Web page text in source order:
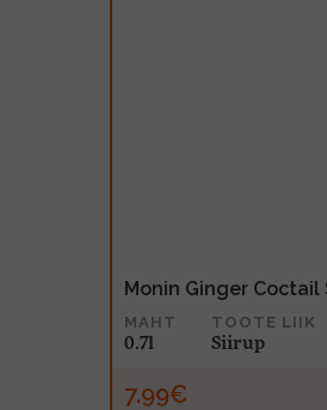
Monin Ginger Coctail
MAHT
0.7l
TOOTE LIIK
Siirup
7.99€